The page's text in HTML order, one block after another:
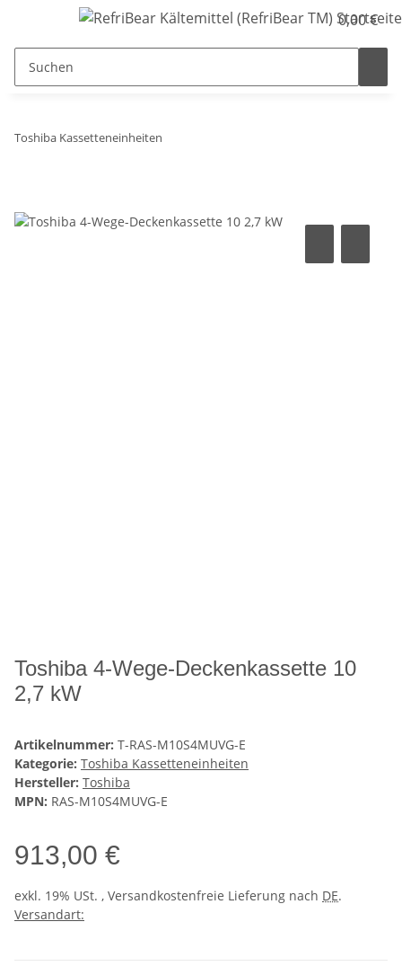
0,00 €
Toshiba Kassetteneinheiten
Toshiba 4-Wege-Deckenkassette 10
2,7 kW
Artikelnummer: T-RAS-M10S4MUVG-E
Kategorie: Toshiba Kassetteneinheiten
Hersteller: Toshiba
MPN: RAS-M10S4MUVG-E
913,00 €
exkl. 19% USt. , Versandkostenfreie Lieferung nach DE.
Versandart: